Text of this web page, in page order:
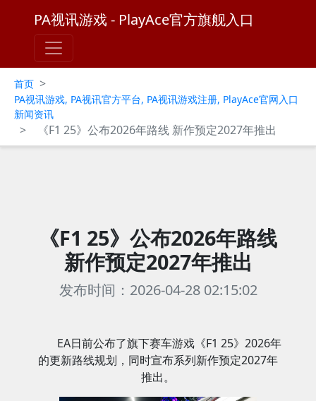
PA视讯游戏 - PlayAce官方旗舰入口
首页 >
PA视讯游戏, PA视讯官方平台, PA视讯游戏注册, PlayAce官网入口
新闻资讯
> 《F1 25》公布2026年路线 新作预定2027年推出
《F1 25》公布2026年路线
新作预定2027年推出
发布时间：2026-04-28 02:15:02
EA日前公布了旗下赛车游戏《F1 25》2026年
的更新路线规划，同时宣布系列新作预定2027年
推出。